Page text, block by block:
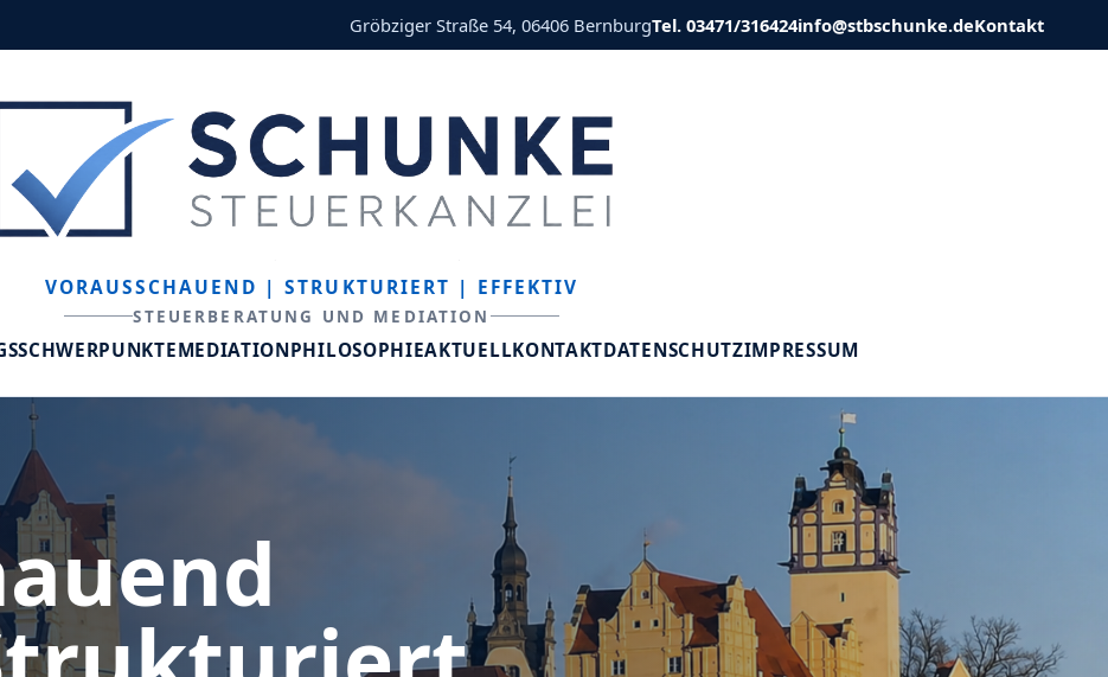
Gröbziger Straße 54, 06406 BernburgTel. 03471/316424info@stbschunke.deKontakt
VORAUSSCHAUEND | STRUKTURIERT | EFFEKTIV
STEUERBERATUNG UND MEDIATION
MEDIATIONPHILOSOPHIEAKTUELLKONTAKTDATENSCHUTZIMPRESSUM